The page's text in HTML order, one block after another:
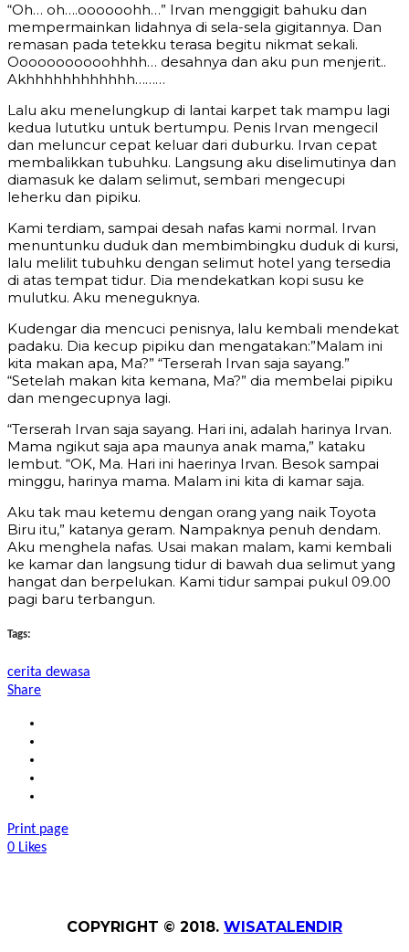
“Oh… oh….oooooohh…” Irvan menggigit bahuku dan
mempermainkan lidahnya di sela-sela gigitannya. Dan
remasan pada tetekku terasa begitu nikmat sekali.
Ooooooooooohhhh… desahnya dan aku pun menjerit..
Akhhhhhhhhhhhh………
Lalu aku menelungkup di lantai karpet tak mampu lagi
kedua lututku untuk bertumpu. Penis Irvan mengecil
dan meluncur cepat keluar dari duburku. Irvan cepat
membalikkan tubuhku. Langsung aku diselimutinya dan
diamasuk ke dalam selimut, sembari mengecupi
leherku dan pipiku.
Kami terdiam, sampai desah nafas kami normal. Irvan
menuntunku duduk dan membimbingku duduk di kursi,
lalu melilit tubuhku dengan selimut hotel yang tersedia
di atas tempat tidur. Dia mendekatkan kopi susu ke
mulutku. Aku meneguknya.
Kudengar dia mencuci penisnya, lalu kembali mendekat
padaku. Dia kecup pipiku dan mengatakan:”Malam ini
kita makan apa, Ma?” “Terserah Irvan saja sayang.”
“Setelah makan kita kemana, Ma?” dia membelai pipiku
dan mengecupnya lagi.
“Terserah Irvan saja sayang. Hari ini, adalah harinya Irvan.
Mama ngikut saja apa maunya anak mama,” kataku
lembut. “OK, Ma. Hari ini haerinya Irvan. Besok sampai
minggu, harinya mama. Malam ini kita di kamar saja.
Aku tak mau ketemu dengan orang yang naik Toyota
Biru itu,” katanya geram. Nampaknya penuh dendam.
Aku menghela nafas. Usai makan malam, kami kembali
ke kamar dan langsung tidur di bawah dua selimut yang
hangat dan berpelukan. Kami tidur sampai pukul 09.00
pagi baru terbangun.
Tags:
cerita dewasa
Share
Print page
0 Likes
COPYRIGHT © 2018. WISATALENDIR